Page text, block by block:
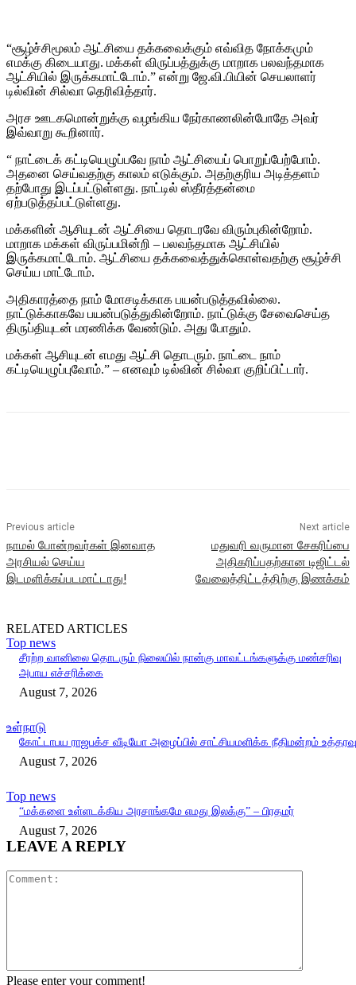
“சூழ்ச்சிமூலம் ஆட்சியை தக்கவைக்கும் எவ்வித நோக்கமும்
எமக்கு கிடையாது. மக்கள் விருப்பத்துக்கு மாறாக பலவந்தமாக
ஆட்சியில் இருக்கமாட்டோம்.” என்று ஜே.வி.பியின் செயலாளர்
டில்வின் சில்வா தெரிவித்தார்.
அரச ஊடகமொன்றுக்கு வழங்கிய நேர்காணலின்போதே அவர்
இவ்வாறு கூறினார்.
“ நாட்டைக் கட்டியெழுப்பவே நாம் ஆட்சியைப் பொறுப்பேற்போம்.
அதனை செய்வதற்கு காலம் எடுக்கும். அதற்குரிய அடித்தளம்
தற்போது இடப்பட்டுள்ளது. நாட்டில் ஸ்தீரத்தன்மை
ஏற்படுத்தப்பட்டுள்ளது.
மக்களின் ஆசியுடன் ஆட்சியை தொடரவே விரும்புகின்றோம்.
மாறாக மக்கள் விருப்பமின்றி – பலவந்தமாக ஆட்சியில்
இருக்கமாட்டோம். ஆட்சியை தக்கவைத்துக்கொள்வதற்கு சூழ்ச்சி
செய்ய மாட்டோம்.
அதிகாரத்தை நாம் மோசடிக்காக பயன்படுத்தவில்லை.
நாட்டுக்காகவே பயன்படுத்துகின்றோம். நாட்டுக்கு சேவைசெய்த
திருப்தியுடன் மரணிக்க வேண்டும். அது போதும்.
மக்கள் ஆசியுடன் எமது ஆட்சி தொடரும். நாட்டை நாம்
கட்டியெழுப்புவோம்.” – எனவும் டில்வின் சில்வா குறிப்பிட்டார்.
Previous article
நாமல் போன்றவர்கள் இனவாத
அரசியல் செய்ய
இடமளிக்கப்படமாட்டாது!
Next article
மதுவரி வருமான சேகரிப்பை
அதிகரிப்பதற்கான டிஜிட்டல்
வேலைத்திட்டத்திற்கு இணக்கம்
RELATED ARTICLES
Top news
சீரற்ற வானிலை தொடரும் நிலையில் நான்கு மாவட்டங்களுக்கு மண்சரிவு
அபாய எச்சரிக்கை
August 7, 2026
உள்நாடு
கோட்டாபய ராஜபக்ச வீடியோ அழைப்பில் சாட்சியமளிக்க நீதிமன்றம் உத்தரவு
August 7, 2026
Top news
“மக்களை உள்ளடக்கிய அரசாங்கமே எமது இலக்கு” – பிரதமர்
August 7, 2026
LEAVE A REPLY
Please enter your comment!